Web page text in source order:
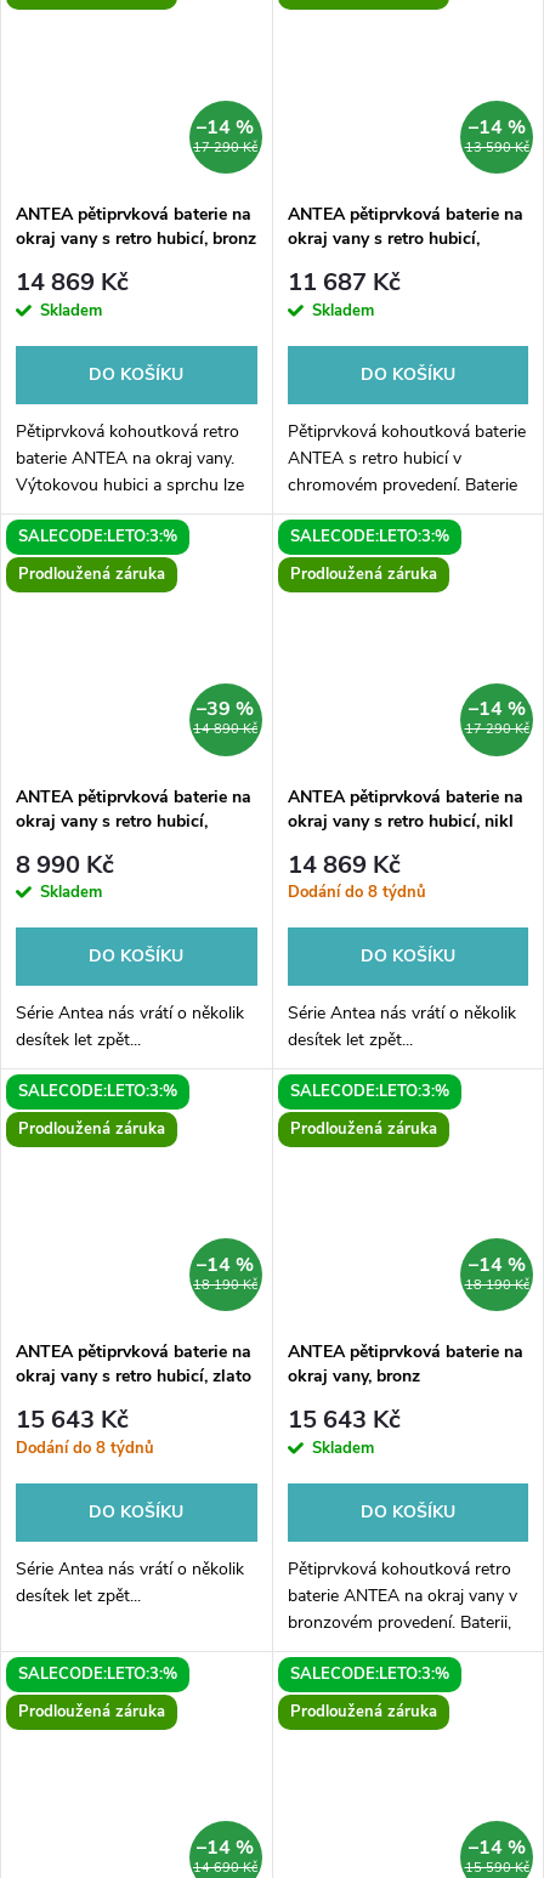
17 290 Kč
–14 %
ANTEA pětiprvková baterie na
okraj vany s retro hubicí, bronz
14 869 Kč
Skladem
DO KOŠÍKU
Pětiprvková kohoutková retro
baterie ANTEA na okraj vany.
Výtokovou hubici a sprchu lze
instalovat společně nebo
samostatně kamkoliv na okraj
vany.
13 590 Kč
–14 %
ANTEA pětiprvková baterie na
okraj vany s retro hubicí,
11 687 Kč
Skladem
DO KOŠÍKU
Pětiprvková kohoutková baterie
ANTEA s retro hubicí v
chromovém provedení. Baterie
můžete kombinovat s
napouštěním výtokovou hubicí,
napouštěním přepadem nebo
se sprchou na...
SALECODE:LETO:3:%
Prodloužená záruka
14 890 Kč
–39 %
ANTEA pětiprvková baterie na
okraj vany s retro hubicí,
8 990 Kč
Skladem
DO KOŠÍKU
Série Antea nás vrátí o několik
desítek let zpět...
SALECODE:LETO:3:%
Prodloužená záruka
17 290 Kč
–14 %
ANTEA pětiprvková baterie na
okraj vany s retro hubicí, nikl
14 869 Kč
Dodání do 8 týdnů
DO KOŠÍKU
Série Antea nás vrátí o několik
desítek let zpět...
SALECODE:LETO:3:%
Prodloužená záruka
18 190 Kč
–14 %
ANTEA pětiprvková baterie na
okraj vany s retro hubicí, zlato
15 643 Kč
Dodání do 8 týdnů
DO KOŠÍKU
Série Antea nás vrátí o několik
desítek let zpět...
SALECODE:LETO:3:%
Prodloužená záruka
18 190 Kč
–14 %
ANTEA pětiprvková baterie na
okraj vany, bronz
15 643 Kč
Skladem
DO KOŠÍKU
Pětiprvková kohoutková retro
baterie ANTEA na okraj vany v
bronzovém provedení. Baterii,
výtokovou hubici a sprchu lze
instalovat společně nebo
samostatně kamkoliv na okraj
vany...
SALECODE:LETO:3:%
Prodloužená záruka
14 690 Kč
–14 %
SALECODE:LETO:3:%
Prodloužená záruka
15 590 Kč
–14 %